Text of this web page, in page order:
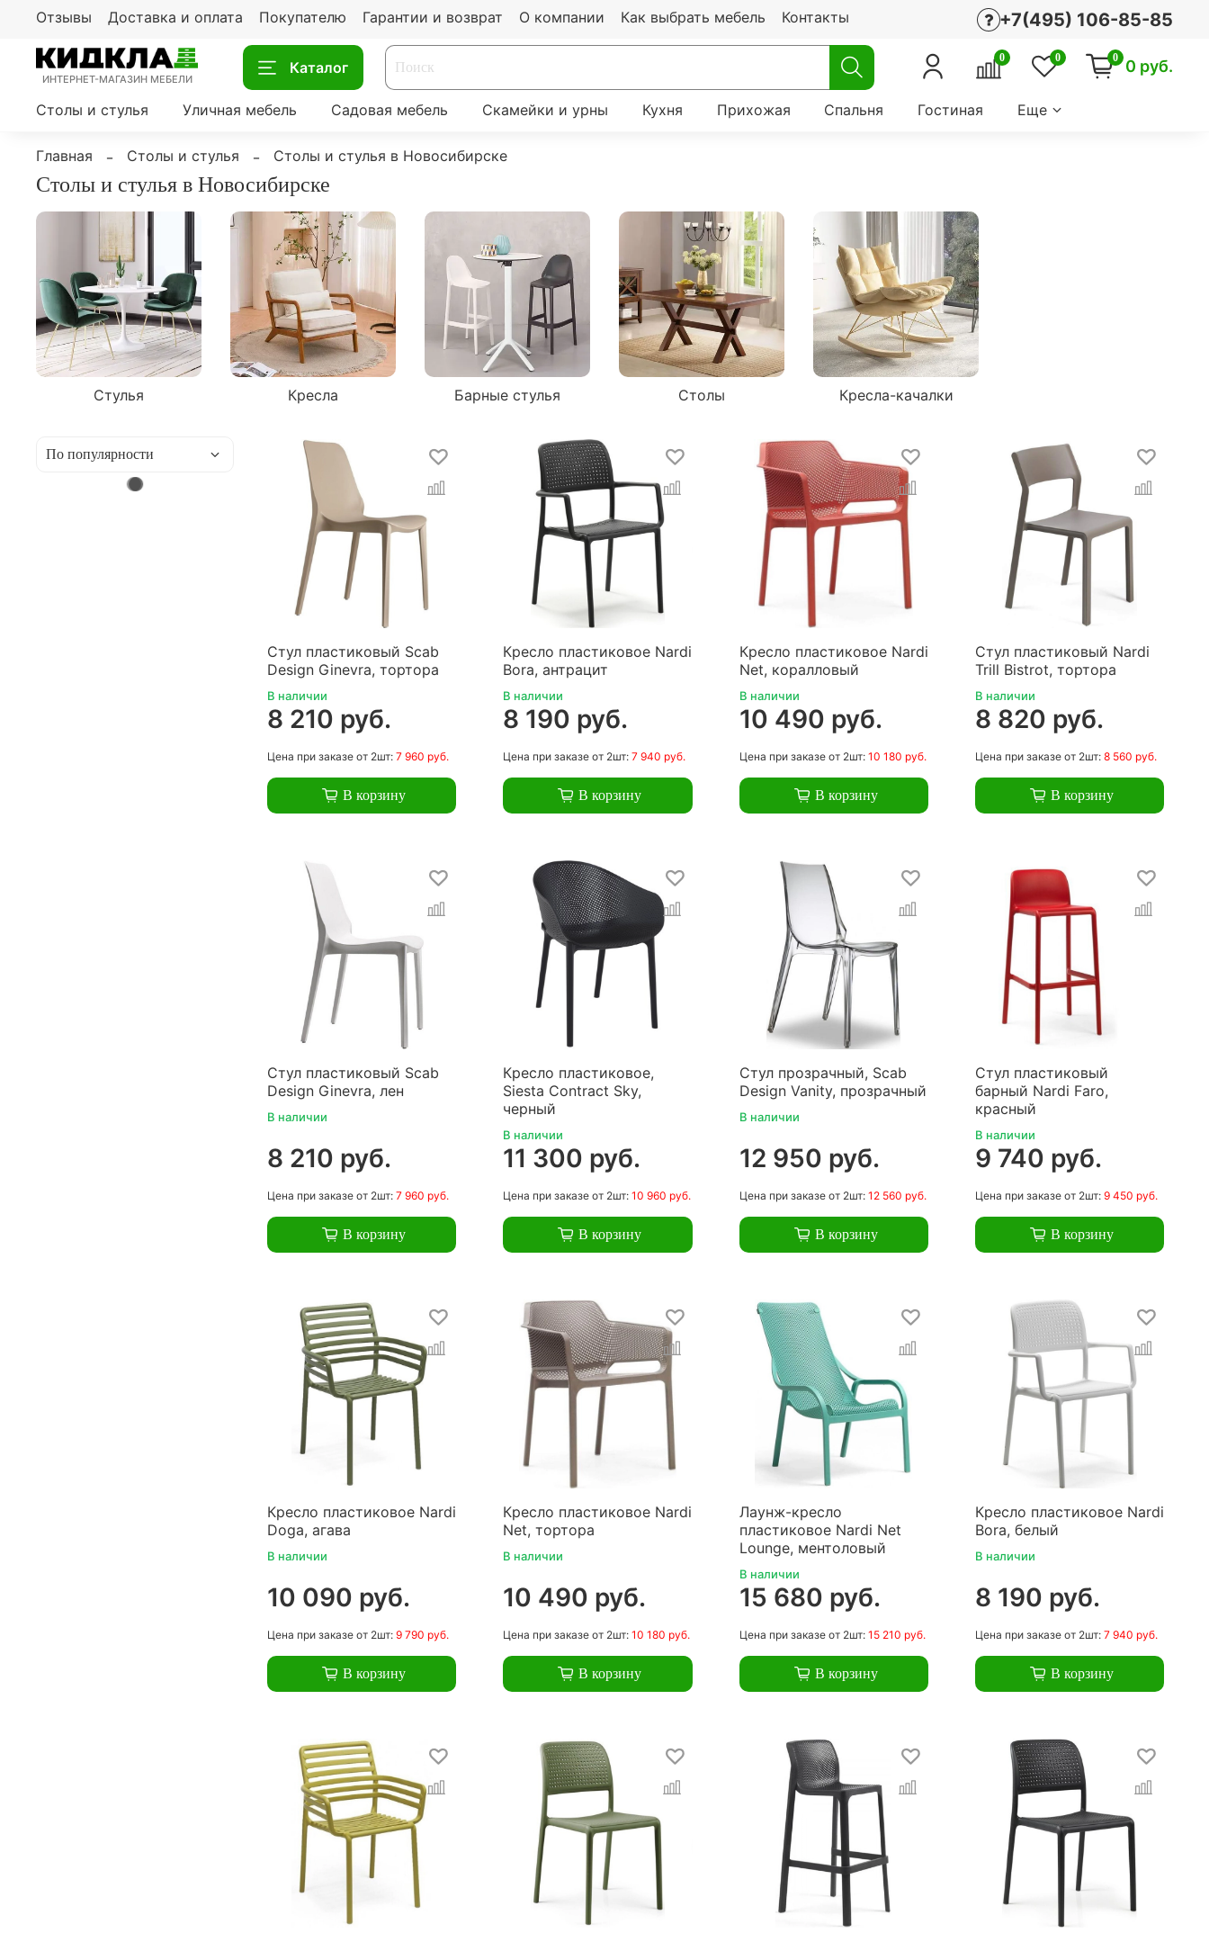
Отзывы Доставка и оплата Покупателю Гарантии и возврат О компании Как выбрать мебель Контакты +7(495) 106-85-85
ИНТЕРНЕТ-МАГАЗИН МЕБЕЛИ
Каталог
0 0 0 0 руб.
Столы и стулья Уличная мебель Садовая мебель Скамейки и урны Кухня Прихожая Спальня Гостиная Еще
Главная Столы и стулья Столы и стулья в Новосибирске
Столы и стулья в Новосибирске
Стулья Кресла Барные стулья Столы Кресла-качалки
Стул пластиковый Scab
Design Ginevra, тортора
В наличии
8 210 руб.
Цена при заказе от 2шт:7 960 руб.
В корзину
Кресло пластиковое Nardi
Bora, антрацит
В наличии
8 190 руб.
Цена при заказе от 2шт:7 940 руб.
В корзину
Кресло пластиковое Nardi
Net, коралловый
В наличии
10 490 руб.
Цена при заказеот 2шт: 10 180 руб.
В корзину
Стул пластиковый Nardi
Trill Bistrot, тортора
В наличии
8 820 руб.
Цена при заказеот 2шт: 8 560 руб.
В корзину
Стул пластиковый Scab
Design Ginevra, лен
В наличии
8 210 руб.
Цена при заказе от 2шт:7 960 руб.
В корзину
Кресло пластиковое,
Siesta Contract Sky,
черный
В наличии
11 300 руб.
Цена при заказе от 2шт:10 960 руб.
В корзину
Стул прозрачный, Scab
Design Vanity, прозрачный
В наличии
12 950 руб.
Цена при заказеот 2шт: 12 560 руб.
В корзину
Стул пластиковый
барный Nardi Faro,
красный
В наличии
9 740 руб.
Цена при заказеот 2шт: 9 450 руб.
В корзину
Кресло пластиковое Nardi
Doga, агава
В наличии
10 090 руб.
Цена при заказе от 2шт:9 790 руб.
В корзину
Кресло пластиковое Nardi
Net, тортора
В наличии
10 490 руб.
Цена при заказе от 2шт:10 180 руб.
В корзину
Лаунж-кресло
пластиковое Nardi Net
Lounge, ментоловый
В наличии
15 680 руб.
Цена при заказеот 2шт: 15 210 руб.
В корзину
Кресло пластиковое Nardi
Bora, белый
В наличии
8 190 руб.
Цена при заказеот 2шт: 7 940 руб.
В корзину